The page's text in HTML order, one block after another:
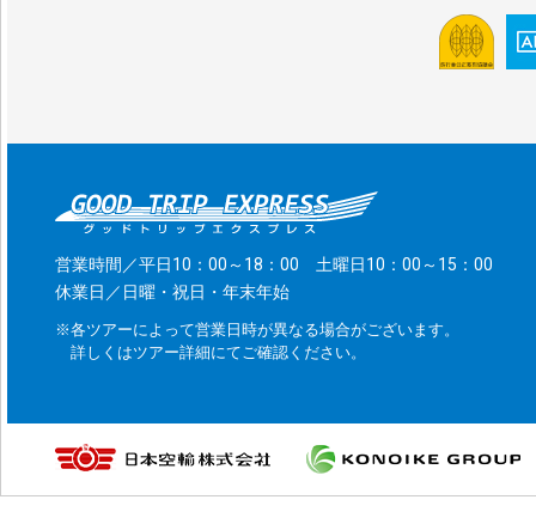
営業時間／平日10：00～18：00 土曜日10：00～15：00
休業日／日曜・祝日・年末年始
※各ツアーによって営業日時が異なる場合がございます。
詳しくはツアー詳細にてご確認ください。